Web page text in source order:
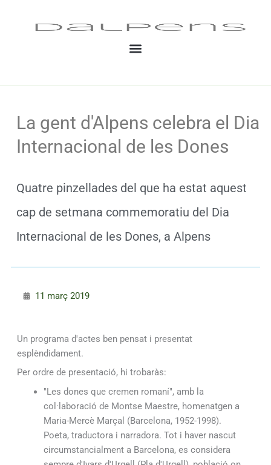
La gent d'Alpens celebra el Dia
Internacional de les Dones
Quatre pinzellades del que ha estat aquest
cap de setmana commemoratiu del Dia
Internacional de les Dones, a Alpens
11 març 2019
Un programa d'actes ben pensat i presentat
esplèndidament.
Per ordre de presentació, hi trobaràs:
"Les dones que cremen romaní", amb la
col·laboració de Montse Maestre, homenatgen a
Maria-Mercè Marçal (Barcelona, 1952-1998).
Poeta, traductora i narradora. Tot i haver nascut
circumstancialment a Barcelona, es considera